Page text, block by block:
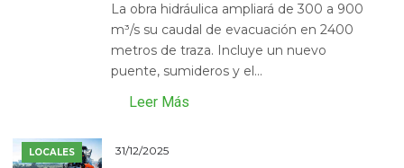
La obra hidráulica ampliará de 300 a 900
m³/s su caudal de evacuación en 2400
metros de traza. Incluye un nuevo
puente, sumideros y el...
Leer Más
LOCALES 31/12/2025